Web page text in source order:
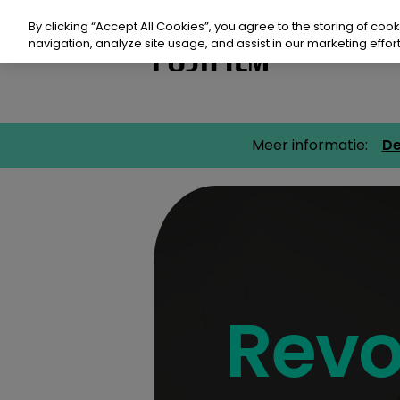
naar
artikel
Meer informatie:
By clicking “Accept All Cookies”, you agree to the storing of
navigation, analyze site usage, and assist in our marketing